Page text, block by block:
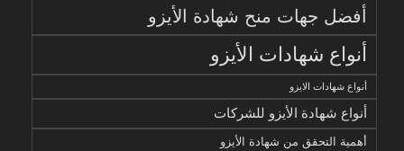
أفضل جهات منح شهادة الأيزو
أنواع شهادات الأيزو
أنواع شهادات الايزو
أنواع شهادة الأيزو للشركات
أهمية التحقق من شهادة الأيزو